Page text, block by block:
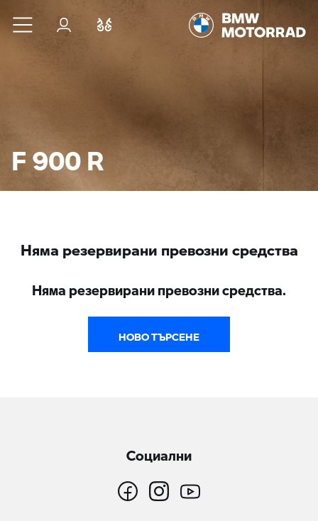
Към основното съдържание
Вход
F 900 R
Няма резервирани превозни средства
Няма резервирани превозни средства.
НОВО ТЪРСЕНЕ
Социални